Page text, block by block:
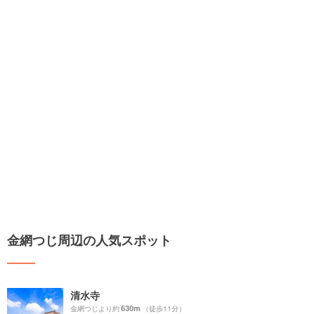
金網つじ周辺の人気スポット
清水寺
金網つじより約630m （徒歩11分）